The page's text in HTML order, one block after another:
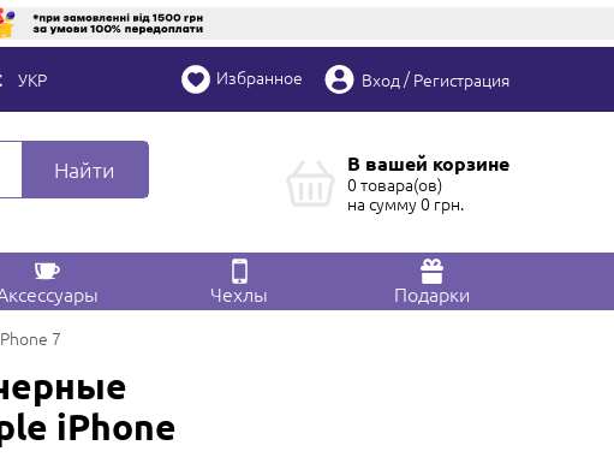
УКР Избранное Вход /Регистрация
Найти В вашей корзине
0 товара(ов)
на сумму0 грн.
Чехлы Подарки
7
iPhone